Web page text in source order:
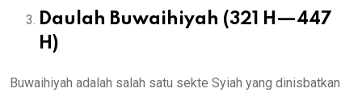
Daulah Buwaihiyah (321 H—447
H)
Buwaihiyah adalah salah satu sekte Syiah yang dinisbatkan